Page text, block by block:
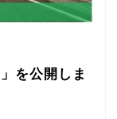
を公開しま